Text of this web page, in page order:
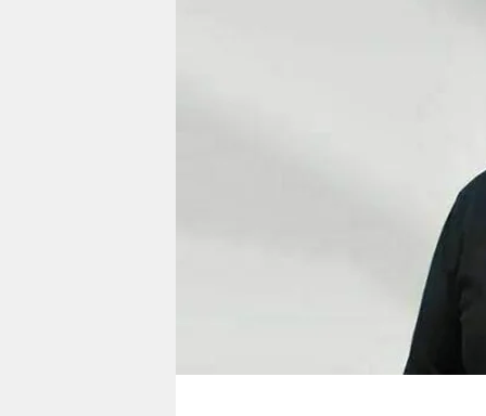
genossenschaft